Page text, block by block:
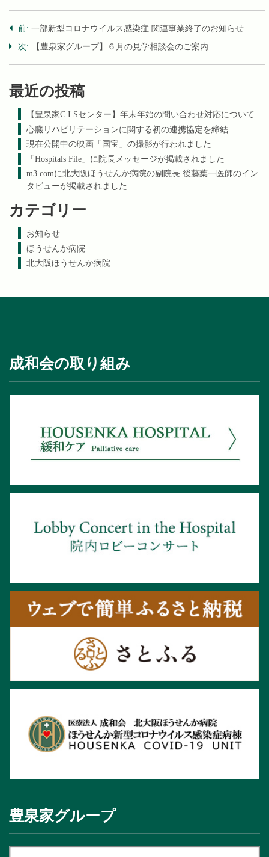
前: 一部新型コロナウイルス感染症 関連事業終了のお知らせ
次:
【豊泉家グループ】６月の見学相談会のご案内
最近の投稿
【豊泉家C.I.Sセンター】年末年始の問い合わせ対応について
心臓リハビリテーションに関する初の連携協定を締結
現在公開中の映画「国宝」の撮影が行われました
「Hospitals File」に院長メッセージが掲載されました
m3.comに北大阪ほうせんか病院の副院長 後藤葉一医師のイン
タビューが掲載されました
カテゴリー
お知らせ
ほうせんか病院
北大阪ほうせんか病院
成和会の取り組み
豊泉家グループ